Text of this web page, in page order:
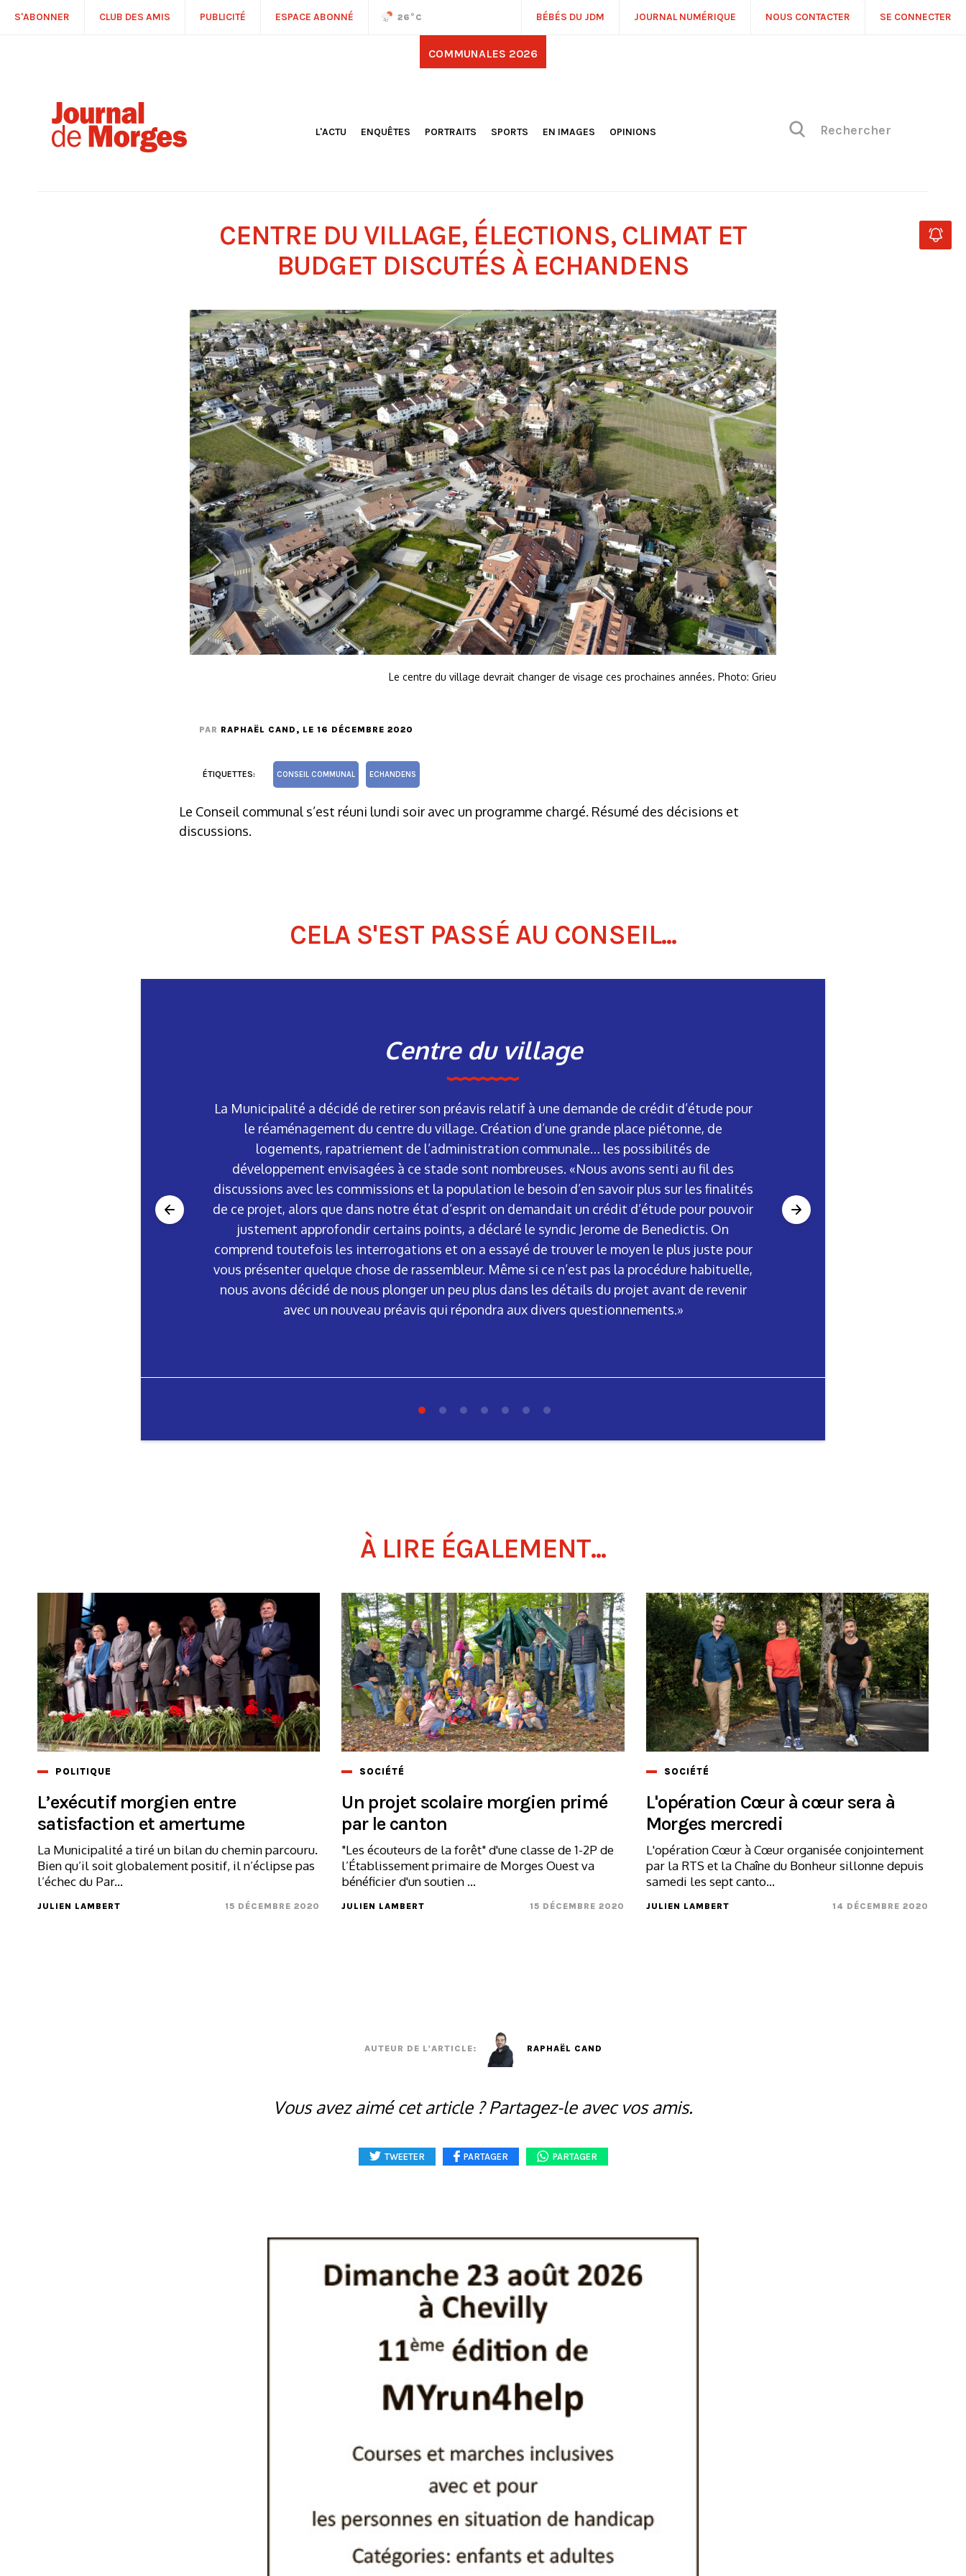
S'ABONNER CLUB DES AMIS PUBLICITÉ ESPACE ABONNÉ 26 °C BÉBÉS DU JDM JOURNAL NUMÉRIQUE NOUS CONTACTER SE CONNECTER
COMMUNALES 2026
L'ACTU
CULTURE
PLANÈTE
ENQUÊTES PORTRAITS
SPORTS
EN IMAGES
OPINIONS
CENTRE DU VILLAGE, ÉLECTIONS, CLIMAT ET
BUDGET DISCUTÉS À ECHANDENS
Le centre du village devrait changer de visage ces prochaines années. Photo: Grieu
PAR RAPHAËL CAND , LE 16 DÉCEMBRE 2020
ÉTIQUETTES: CONSEIL COMMUNAL ECHANDENS
Le Conseil communal s’est réuni lundi soir avec un programme chargé. Résumé des décisions et
discussions.
CELA S'EST PASSÉ AU CONSEIL...
Centre du village
La Municipalité a décidé de retirer son préavis relatif à une demande de crédit d’étude pour
le réaménagement du centre du village. Création d’une grande place piétonne, de
logements, rapatriement de l’administration communale… les possibilités de
développement envisagées à ce stade sont nombreuses. «Nous avons senti au fil des
discussions avec les commissions et la population le besoin d’en savoir plus sur les finalités
de ce projet, alors que dans notre état d’esprit on demandait un crédit d’étude pour pouvoir
justement approfondir certains points, a déclaré le syndic Jerome de Benedictis. On
comprend toutefois les interrogations et on a essayé de trouver le moyen le plus juste pour
vous présenter quelque chose de rassembleur. Même si ce n’est pas la procédure habituelle,
nous avons décidé de nous plonger un peu plus dans les détails du projet avant de revenir
avec un nouveau préavis qui répondra aux divers questionnements.»
À LIRE ÉGALEMENT...
POLITIQUE
L’exécutif morgien entre
satisfaction et amertume
La Municipalité a tiré un bilan du chemin parcouru.
Bien qu’il soit globalement positif, il n’éclipse pas
l’échec du Par...
JULIEN LAMBERT 15 DÉCEMBRE 2020
SOCIÉTÉ
Un projet scolaire morgien primé
par le canton
"Les écouteurs de la forêt" d'une classe de 1-2P de
l’Établissement primaire de Morges Ouest va
bénéficier d'un soutien ...
JULIEN LAMBERT 15 DÉCEMBRE 2020
SOCIÉTÉ
L'opération Cœur à cœur sera à
Morges mercredi
L'opération Cœur à Cœur organisée conjointement
par la RTS et la Chaîne du Bonheur sillonne depuis
samedi les sept canto...
JULIEN LAMBERT 14 DÉCEMBRE 2020
AUTEUR DE L'ARTICLE: RAPHAËL CAND
Vous avez aimé cet article ? Partagez-le avec vos amis.
TWEETER PARTAGER PARTAGER